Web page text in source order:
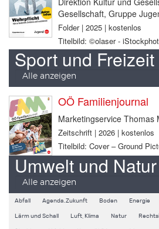
Gesellschaft, Gruppe
Folder | 2025 | kostenlos
Titelbild: ©olaser -
Sport und Freizeit
Alle anzeigen
OÖ Familienjournal
Marketingservice Thomas
Zeitschrift | 2026 | kostenlos
Titelbild: Cover – Ground
Umwelt und Natur
Alle anzeigen
Abfall Agenda.Zukunft Boden Energie
Lärm und Schall Luft, Klima Natur